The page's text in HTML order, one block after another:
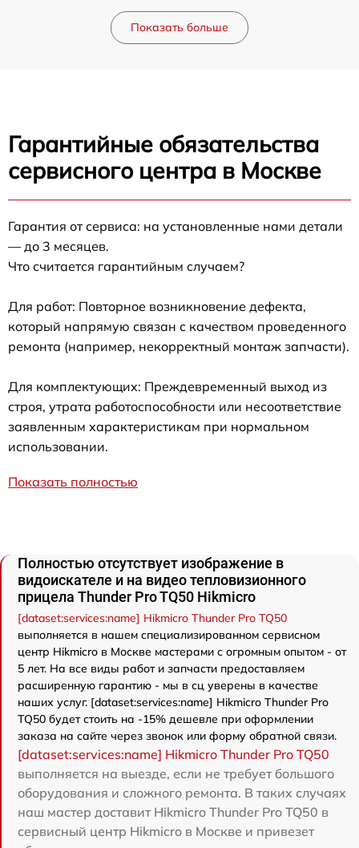
Показать больше
Гарантийные обязательства
сервисного центра в Москве
Гарантия от сервиса: на установленные нами детали
— до 3 месяцев.
Что считается гарантийным случаем?
Для работ: Повторное возникновение дефекта,
который напрямую связан с качеством проведенного
ремонта (например, некорректный монтаж запчасти).
Для комплектующих: Преждевременный выход из
строя, утрата работоспособности или несоответствие
заявленным характеристикам при нормальном
использовании.
Показать полностью
Полностью отсутствует изображение в
видоискателе и на видео тепловизионного
прицела Thunder Pro TQ50 Hikmicro
[dataset:services:name] Hikmicro Thunder Pro TQ50
выполняется в нашем специализированном сервисном
центр Hikmicro в Москве мастерами с огромным опытом - от
5 лет. На все виды работ и запчасти предоставляем
расширенную гарантию - мы в сц уверены в качестве
наших услуг. [dataset:services:name] Hikmicro Thunder Pro
TQ50 будет стоить на -15% дешевле при оформлении
заказа на сайте через звонок или форму обратной связи.
[dataset:services:name] Hikmicro Thunder Pro TQ50
выполняется на выезде, если не требует большого
оборудования и сложного ремонта. В таких случаях
наш мастер доставит Hikmicro Thunder Pro TQ50 в
сервисный центр Hikmicro в Москве и привезет